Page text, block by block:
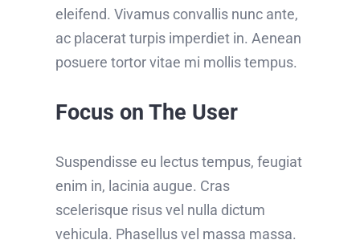
eleifend. Vivamus convallis nunc ante,
ac placerat turpis imperdiet in. Aenean
posuere tortor vitae mi mollis tempus.
Focus on The User
Suspendisse eu lectus tempus, feugiat
enim in, lacinia augue. Cras
scelerisque risus vel nulla dictum
vehicula. Phasellus vel massa massa.